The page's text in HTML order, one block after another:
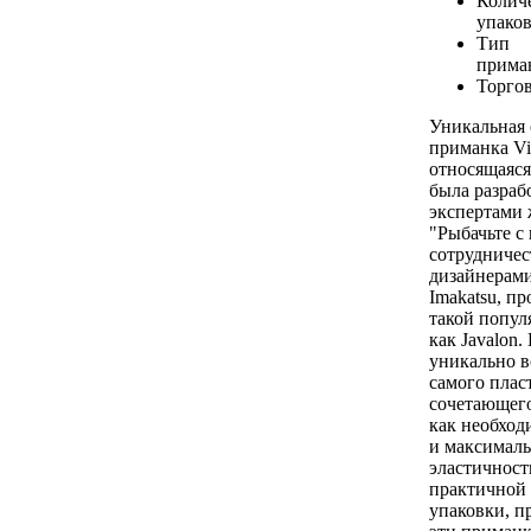
Тип
Уникальная
приманка
была
экспертами
"Рыбачьте
Imakatsu,
такой
как
уникально
самого
как
и
практичной
упаковки,